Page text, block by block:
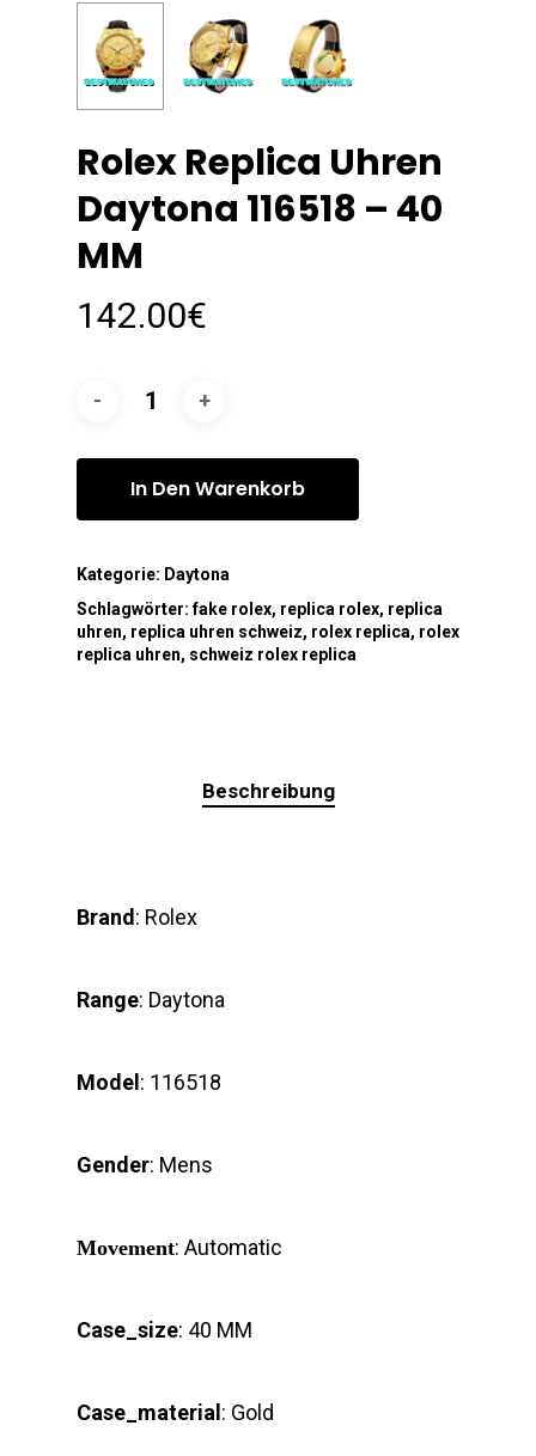
Rolex Replica Uhren
Daytona 116518 – 40
MM
142.00€
In Den Warenkorb
Kategorie: Daytona
Schlagwörter:fake rolex, replica rolex, replica
uhren, replica uhren schweiz, rolex replica, rolex
replica uhren, schweiz rolex replica
Beschreibung
Brand: Rolex
Range: Daytona
Model: 116518
Gender: Mens
Movement: Automatic
Case_size: 40 MM
Case_material: Gold